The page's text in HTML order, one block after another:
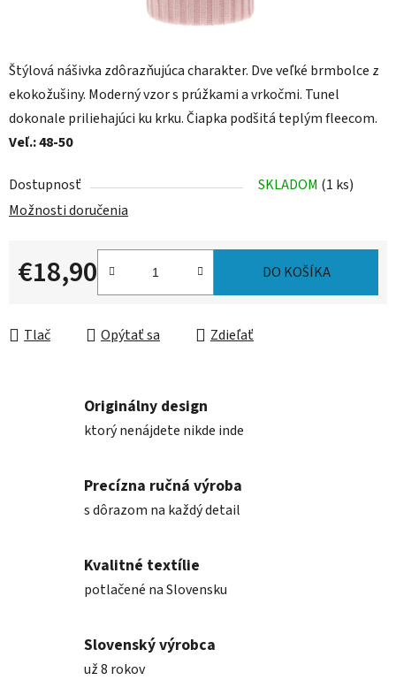
Štýlová nášivka zdôrazňujúca charakter. Dve veľké brmbolce z
ekokožušiny. Moderný vzor s prúžkami a vrkočmi. Tunel
dokonale priliehajúci ku krku. Čiapka podšitá teplým fleecom.
Veľ.: 48-50
Dostupnosť SKLADOM (1 ks)
Možnosti doručenia
€18,90
Jednotková cena:
DO KOŠÍKA
Tlač Opýtať sa Zdieľať
Originálny design
ktorý nenájdete nikde inde
Precízna ručná výroba
s dôrazom na každý detail
Kvalitné textílie
potlačené na Slovensku
Slovenský výrobca
už 8 rokov